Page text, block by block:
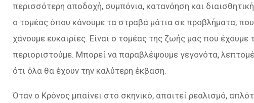
περισσότερη αποδοχή, συμπόνια, κατανόηση και
ο τομέας όπου κάνουμε τα στραβά μάτια σε προβλήματα,
χάνουμε ευκαιρίες. Είναι ο τομέας της ζωής μας που έχουμε
περιοριστούμε. Μπορεί να παραβλέψουμε γεγονότα,
ότι όλα θα έχουν την καλύτερη έκβαση.
Όταν ο Κρόνος μπαίνει στο σκηνικό, απαιτεί ρεαλισμό,